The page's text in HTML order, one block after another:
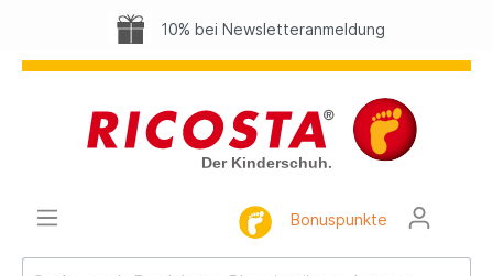
10% bei Newsletteranmeldung
Bonuspunkte